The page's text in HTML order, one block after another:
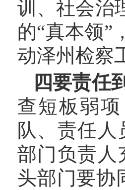
训、社会治
的“真本领”
动泽州检察
四要责任
查短板弱
队、责任
部门负责人
头部门要协